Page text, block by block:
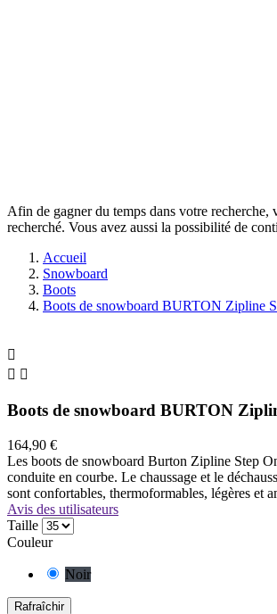
Afin de gagner du temps dans votre recherche,
recherché. Vous avez aussi la possibilité de
Accueil
Snowboard
Boots
Boots de snowboard BURTON Zipline

 
Boots de snowboard BURTON
164,90 €
Les boots de snowboard Burton Zipline Step
conduite en courbe. Le chaussage et le
sont confortables, thermoformables, légères et
Avis des utilisateurs
Taille
Couleur
Noir